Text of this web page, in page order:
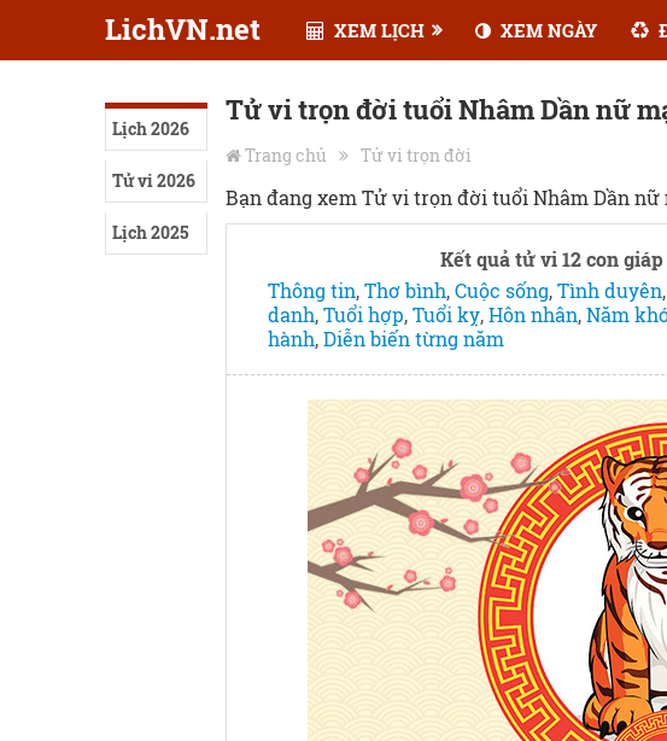
LichVN.net XEM LỊCH XEM NGÀY
Lịch 2026
Tử vi 2026
Lịch 2025
Tử vi trọn đời tuổi Nhâm Dần nữ
Trang chủ Tử vi trọn đời
Bạn đang xem Tử vi trọn đời tuổi Nhâm Dần nữ
Kết quả tử vi 12 con giáp
Thông tin,Thơ bình,Cuộc sống,Tình duyên,
danh,Tuổi hợp,Tuổi kỵ,Hôn nhân,Năm
hành,Diễn biến từng năm